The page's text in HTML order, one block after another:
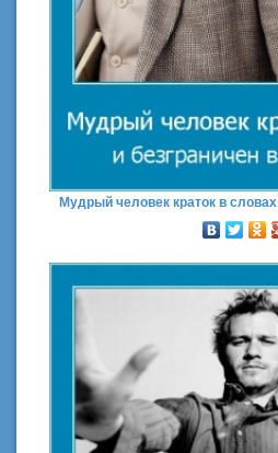
Мудрый человек краток в словах